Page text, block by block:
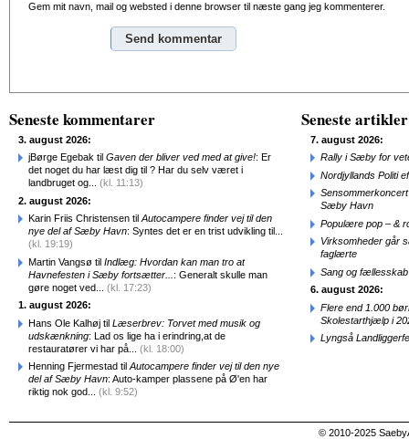
Gem mit navn, mail og websted i denne browser til næste gang jeg kommenterer.
Seneste kommentarer
3. august 2026:
jBørge Egebak til Gaven der bliver ved med at give!: Er
det noget du har læst dig til ? Har du selv været i
landbruget og... (kl. 11:13)
2. august 2026:
Karin Friis Christensen til Autocampere finder vej til den
nye del af Sæby Havn: Syntes det er en trist udvikling til...
(kl. 19:19)
Martin Vangsø til Indlæg: Hvordan kan man tro at
Havnefesten i Sæby fortsætter... : Generalt skulle man
gøre noget ved... (kl. 17:23)
1. august 2026:
Hans Ole Kalhøj til Læserbrev: Torvet med musik og
udskænkning: Lad os lige ha i erindring,at de
restauratører vi har på... (kl. 18:00)
Henning Fjermestad til Autocampere finder vej til den nye
del af Sæby Havn: Auto-kamper plassene på Ø'en har
riktig nok god... (kl. 9:52)
Seneste artikler
7. august 2026:
Rally i Sæby for
Nordjyllands Politi
Sæby Havn
Populære pop – &
Virksomheder går
faglærte
Sang og
6. august 2026:
Flere end 1.000
Skolestarthjælp i
Lyngså
© 2010-2025